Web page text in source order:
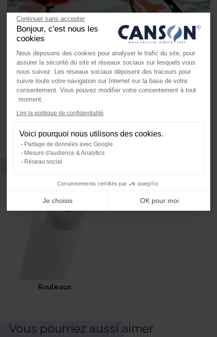
Références et conditionnement
Rouleaux
Vous pourriez aussi aimer
Continuer sans accepter
Bonjour, c'est nous les
cookies
Nous déposons des cookies pour analyser le trafic du site, pour
assurer la sécurité du site et réseaux sociaux sur lesquels vous
nous suivez. Les réseaux sociaux déposent des traceurs pour
suivre toute votre navigation sur Internet sur la base de votre
consentement. Vous pouvez modifier votre consentement à tout
moment.
Lire la politique de confidentialité
Voici pourquoi nous utilisons des cookies.
Partage de données avec Google
Mesure d'audience & Analytics
Réseau social
Consentements certifiés par
Je choisis OK pour moi
Axeptio consent
Notre plateforme vous permet